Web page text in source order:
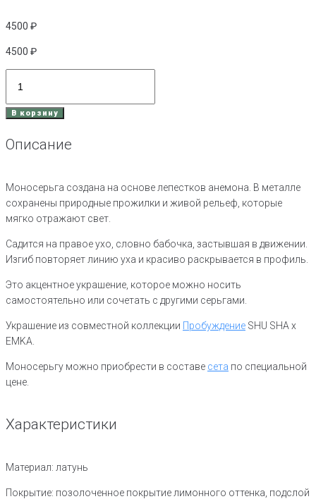
4500 ₽
4500 ₽
товара
Моносерьга
Анемон
позолота
В корзину
Описание
Моносерьга создана на основе лепестков анемона. В металле
сохранены природные прожилки и живой рельеф, которые
мягко отражают свет.
Садится на правое ухо, словно бабочка, застывшая в движении.
Изгиб повторяет линию уха и красиво раскрывается в профиль.
Это акцентное украшение, которое можно носить
самостоятельно или сочетать с другими серьгами.
Украшение из совместной коллекции Пробуждение SHU SHA x
EMKA.
Моносерьгу можно приобрести в составе сета по специальной
цене.
Характеристики
Материал: латунь
Покрытие: позолоченное покрытие лимонного оттенка, подслой